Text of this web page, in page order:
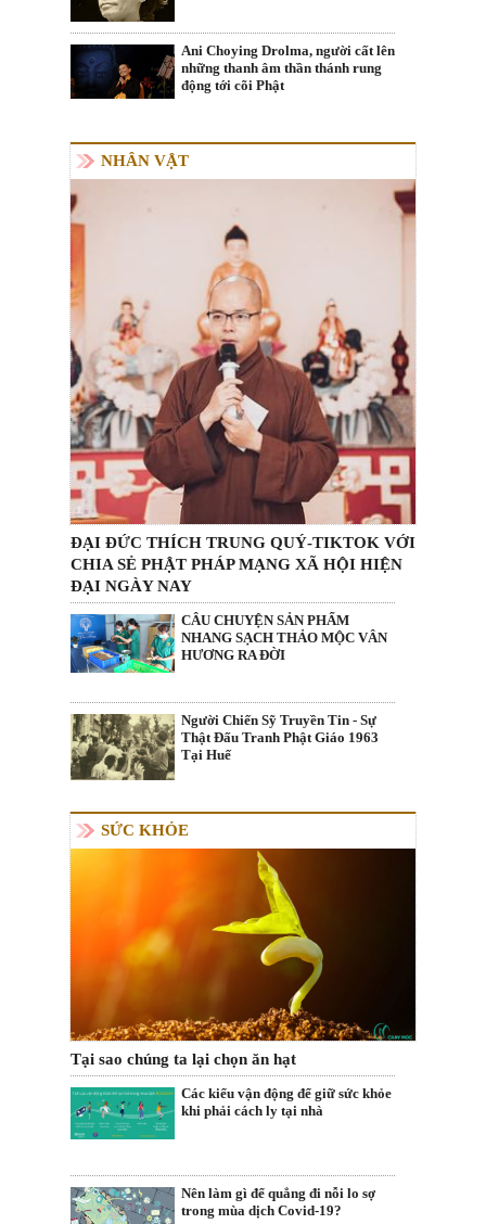
Ani Choying Drolma, người cất lên
những thanh âm thần thánh rung
động tới cõi Phật
NHÂN VẬT
ĐẠI ĐỨC THÍCH TRUNG QUÝ-TIKTOK VỚI
CHIA SẺ PHẬT PHÁP MẠNG XÃ HỘI HIỆN
ĐẠI NGÀY NAY
CÂU CHUYỆN SẢN PHẨM
NHANG SẠCH THẢO MỘC VÂN
HƯƠNG RA ĐỜI
Người Chiến Sỹ Truyền Tin - Sự
Thật Đấu Tranh Phật Giáo 1963
Tại Huế
SỨC KHỎE
Tại sao chúng ta lại chọn ăn hạt
Các kiểu vận động để giữ sức khỏe
khi phải cách ly tại nhà
Nên làm gì để quẳng đi nỗi lo sợ
trong mùa dịch Covid-19?